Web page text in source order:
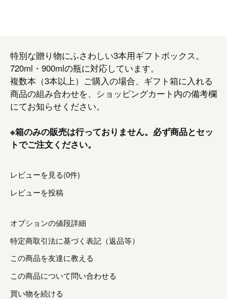
特別な贈り物にふさわしい3本用ギフトボックス。
720ml・900mlの瓶に対応しています。
複数本（3本以上）ご購入の場合、ギフト箱に入れる
商品の組み合わせを、ショッピングカート内の備考欄
にてお知らせください。
※箱のみの販売は行っておりません。必ず商品とセッ
トでご注文ください。
レビューを見る(0件)
レビューを投稿
オプションの値段詳細
特定商取引法に基づく表記（返品等）
この商品を友達に教える
この商品について問い合わせる
買い物を続ける